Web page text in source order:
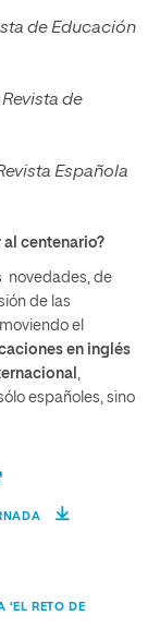
de Educación
Revista de
Española
al centenario?
novedades, de
de las
el
en inglés
,
españoles, sino
RETO DE